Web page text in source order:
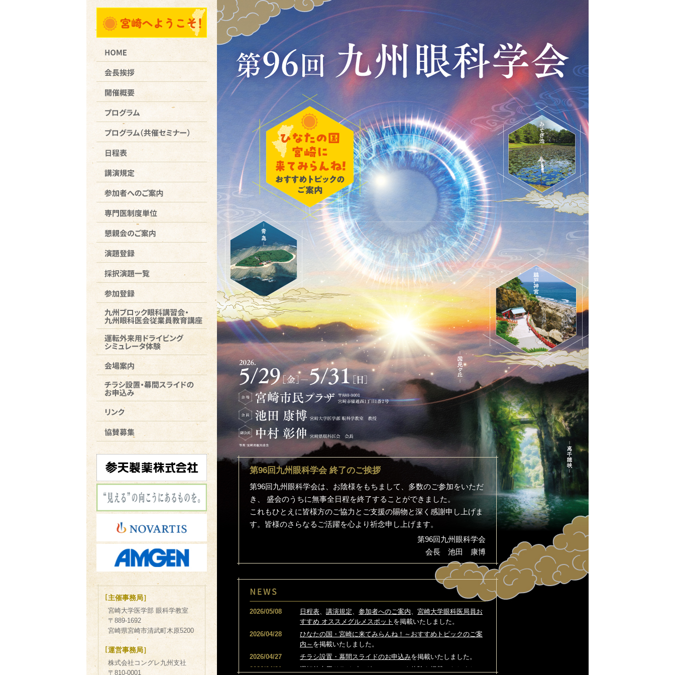
［主催事務局］
宮崎大学医学部 眼科学教室
〒889-1692
宮崎県宮崎市清武町木原5200
［運営事務局］
株式会社コングレ九州支社
〒810-0001
第96回九州眼科学会 終了のご挨拶
第96回九州眼科学会は、お陰様をもちまして、多数のご参加をいただ
き、 盛会のうちに無事全日程を終了することができました。
これもひとえに皆様方のご協力とご支援の賜物と深く感謝申し上げま
す。皆様のさらなるご活躍を心より祈念申し上げます。
第96回九州眼科学会
会長 池田 康博